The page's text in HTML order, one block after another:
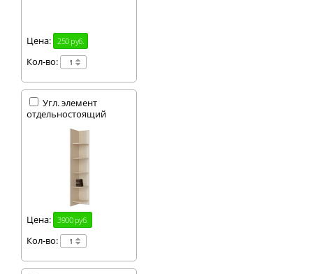
Цена: 250 руб.
Кол-во:
Угл. элемент
отдельностоящий
Цена: 3900 руб.
Кол-во: